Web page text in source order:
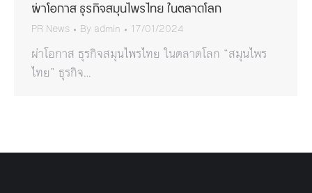
ผ่าโอกาส ธุรกิจสมุนไพรไทย ในตลาดโลก
PR News By admin 17/01/2024
ผ่าโอกาส ธุรกิจสมุนไพรไทย ในตลาดโลก “สมุนไพร
ไทย” ธุรกิจ…